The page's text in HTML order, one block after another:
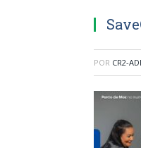
POR CR2-